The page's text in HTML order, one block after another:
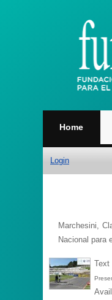
Home
Login
Marchesini,
Nacional para
Text